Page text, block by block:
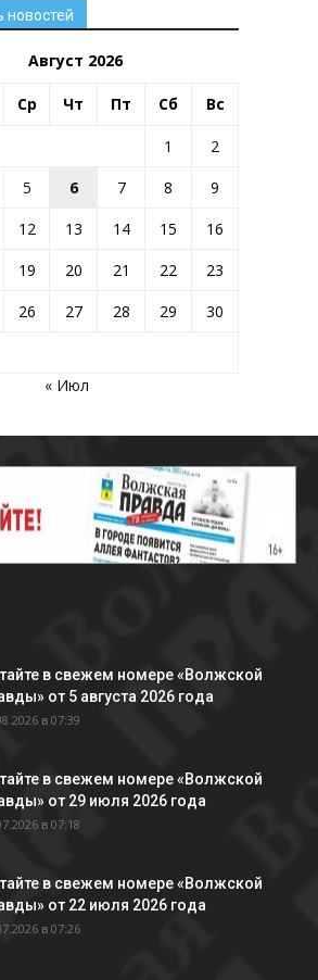
новостей
Август 2026
Ср Чт Пт Сб Вс
1
2
5 6 7 8
9
12 13 14 15
16
19 20 21 22
23
26 27 28 29
30
« Июл
в свежем номере «Волжской
от 5 августа 2026 года
в 07:39
в свежем номере «Волжской
от 29 июля 2026 года
в 07:18
в свежем номере «Волжской
от 22 июля 2026 года
в 07:26